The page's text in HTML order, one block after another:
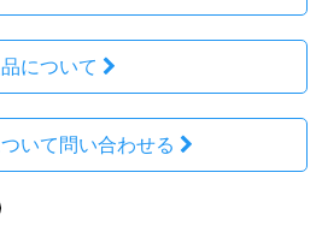
について
いて問い合わせる